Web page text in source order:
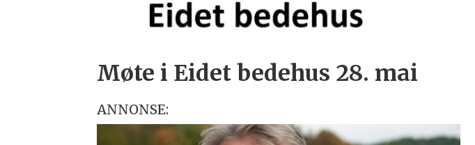
Møte i Eidet bedehus 28. mai
ANNONSE: